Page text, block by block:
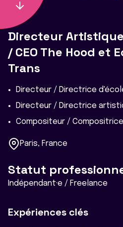
Directeur
/ CEO The Hood et
Trans
Directeur / Directrice
Directeur / Directrice
Compositeur / Compositrice
Paris, France
Statut
Indépendant·e / Freelance
Expériences clés